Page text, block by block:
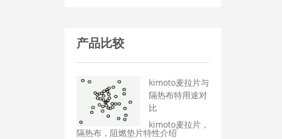
产品比较
kimoto麦拉片与
隔热布特用途对
比
kimoto麦拉片，
隔热布，阻燃垫片特性介绍